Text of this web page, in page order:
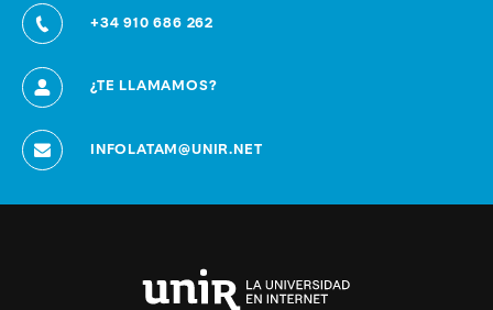
+34 910 686 262
¿TE LLAMAMOS?
INFOLATAM@UNIR.NET